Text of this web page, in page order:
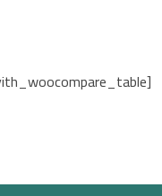
[yith_woocompare_table]